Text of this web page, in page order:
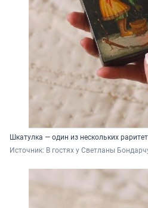
Шкатулка — один из нескольких
Источник: В гостях у Светланы